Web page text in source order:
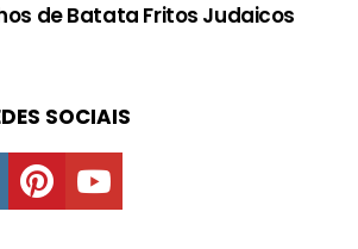
de Batata Fritos Judaicos
SOCIAIS
pinterestyoutube